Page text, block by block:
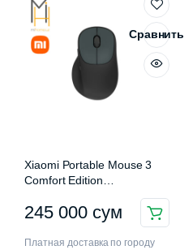
Сравнить
Xiaomi Portable Mouse 3
Comfort Edition
245 000 сум
Платная доставка по городу